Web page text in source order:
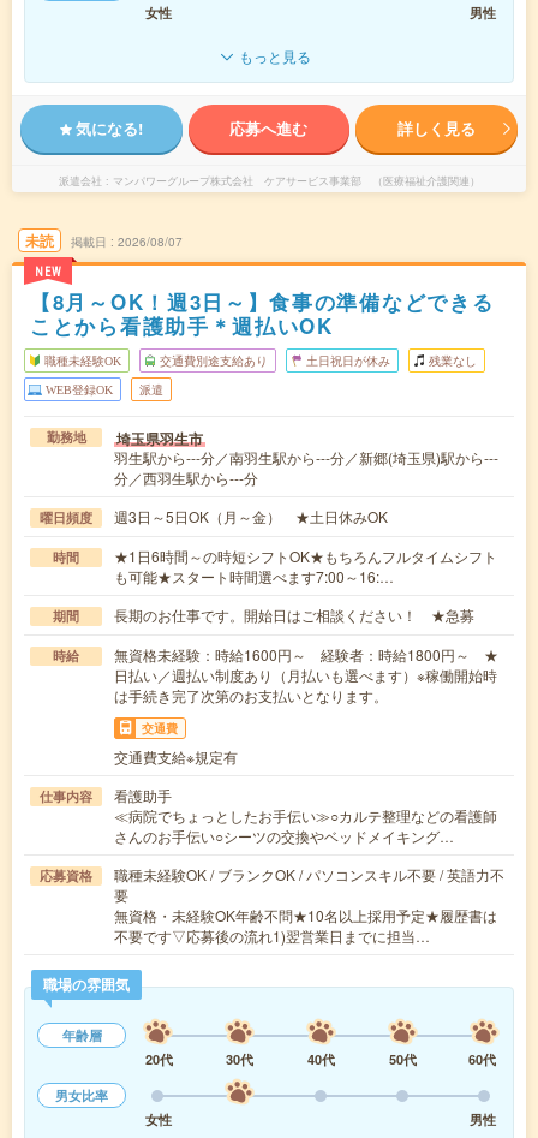
女性
男性
もっと見る
気になる! 応募へ進む 詳しく見る
派遣会社 マンパワーグループ株式会社 ケアサービス事業部 （医療福祉介護関連）
未読
NEW
掲載日 2026/08/07
【8月～OK！週3日～】食事の準備などできる
ことから看護助手＊週払いOK
職種未経験OK 交通費別途支給あり 土日祝日が休み 残業なし
WEB登録OK 派遣
勤務地 埼玉県羽生市
羽生駅から---分／南羽生駅から---分／新郷(埼玉県)駅から---
分／西羽生駅から---分
曜日頻度 週3日～5日OK（月～金） ★土日休みOK
時間
★1日6時間～の時短シフトOK★もちろんフルタイムシフト
も可能★スタート時間選べます7:00～16:…
期間 長期のお仕事です。開始日はご相談ください！ ★急募
時給
無資格未経験：時給1600円～ 経験者：時給1800円～ ★
日払い／週払い制度あり（月払いも選べます）※稼働開始時
は手続き完了次第のお支払いとなります。
交通費
交通費支給※規定有
仕事内容
看護助手
≪病院でちょっとしたお手伝い≫○カルテ整理などの看護師
さんのお手伝い○シーツの交換やベッドメイキング…
応募資格
職種未経験OK / ブランクOK / パソコンスキル不要 / 英語力不
要
無資格・未経験OK年齢不問★10名以上採用予定★履歴書は
不要です▽応募後の流れ1)翌営業日までに担当…
職場の雰囲気
年齢層
20代
30代 40代 50代
60代
男女比率
女性
男性